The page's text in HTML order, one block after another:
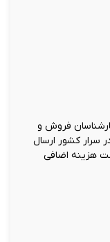
فروش و
سرار کشور ارسال
هزینه اضافی